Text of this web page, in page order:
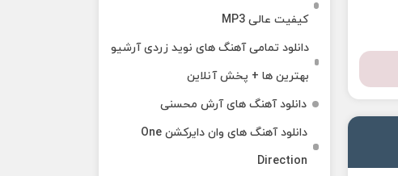
کیفیت عالی MP3
دانلود تمامی آهنگ های نوید زردی آرشیو
بهترین ها + پخش آنلاین
دانلود آهنگ های آرش محسنی
دانلود آهنگ های وان دایرکشن One
Direction